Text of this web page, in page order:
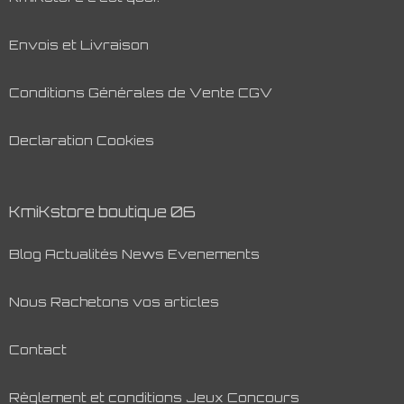
Envois et Livraison
Conditions Générales de Vente CGV
Declaration Cookies
KmiKstore boutique 06
Blog Actualités News Evenements
Nous Rachetons vos articles
Contact
Règlement et conditions Jeux Concours